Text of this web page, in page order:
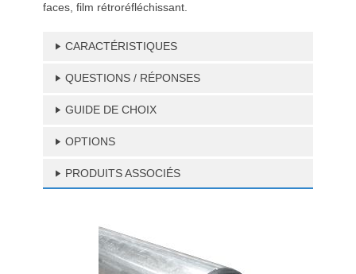
faces, film rétroréfléchissant.
CARACTÉRISTIQUES
QUESTIONS / RÉPONSES
GUIDE DE CHOIX
OPTIONS
PRODUITS ASSOCIÉS